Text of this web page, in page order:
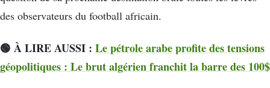
des observateurs du football africain.
🟢 À LIRE AUSSI : Le pétrole arabe profite des tensions
géopolitiques : Le brut algérien franchit la barre des 100$